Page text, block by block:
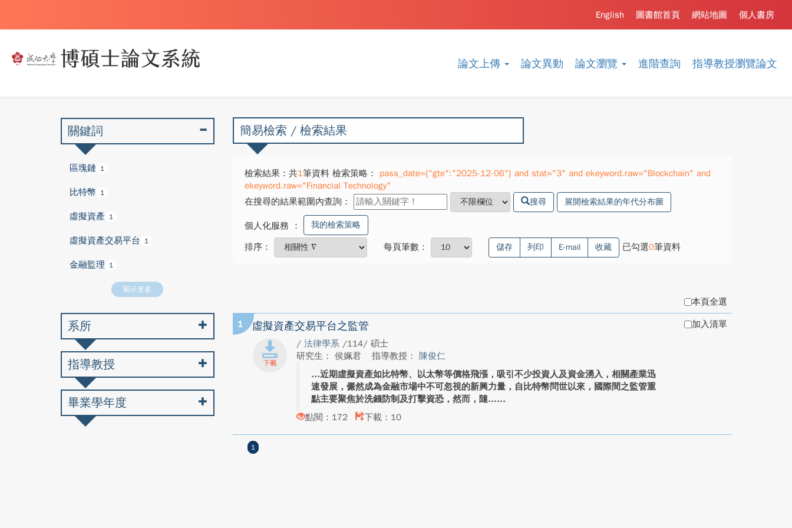
論文上傳 論文異動 論文瀏覽 進階查詢 指導教授瀏覽論文
個人書房
網站地圖
圖書館首頁
English
簡易檢索 / 檢索結果
檢索結果：共1筆資料 檢索策略：
pass_date={"gte":"2025-12-06"} and stat="3" and ekeyword.raw="Blockchain" and
ekeyword.raw="Financial Technology"
在搜尋的結果範圍內查詢：
搜尋 展開檢索結果的年代分布圖
個人化服務 ： 我的檢索策略
排序： 每頁筆數： 儲存 列印 E-mail 收藏 已勾選0筆資料
本頁全選
1 虛擬資產交易平台之監管
/ 法律學系 /114/ 碩士
研究生： 侯姵君
指導教授： 陳俊仁
近期虛擬資產如比特幣、以太幣等價格飛漲，吸引不少投資人及資金湧入，相關產業迅
速發展，儼然成為金融市場中不可忽視的新興力量，自比特幣問世以來，國際間之監管重
點主要聚焦於洗錢防制及打擊資恐，然而，隨...
點閱：172
下載：10
加入清單
1
關鍵詞
區塊鏈 1
比特幣 1
虛擬資產 1
虛擬資產交易平台 1
金融監理 1
顯示更多
系所
指導教授
畢業學年度